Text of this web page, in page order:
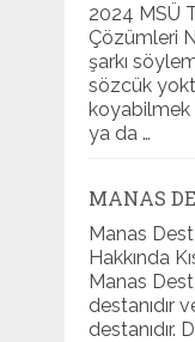
2024 MSÜ
Çözümleri
şarkı
sözcük
koyabilmek
ya da …
MANAS
Manas
Hakkında
Manas
destanıdır
destanıdır.